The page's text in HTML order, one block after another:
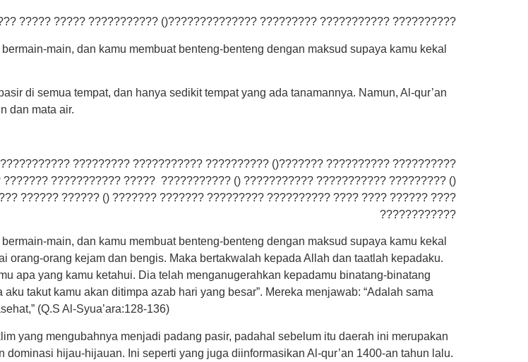
????? ????? ??????????? ()?????????????? ????????? ??????????? ??????????
main, dan kamu membuat benteng-benteng dengan maksud supaya kamu kekal
di semua tempat, dan hanya sedikit tempat yang ada tanamannya. Namun, Al-qur’an
dan mata air.
????????? ??????????? ?????????? ()??????? ?????????? ??????????
??????????? ????? ??????????? () ??????????? ??????????? ????????? ()
?????? ?????? () ??????? ??????? ????????? ?????????? ???? ???? ?????? ????
????????????
main, dan kamu membuat benteng-benteng dengan maksud supaya kamu kekal
orang kejam dan bengis. Maka bertakwalah kepada Allah dan taatlah kepadaku.
apa yang kamu ketahui. Dia telah menganugerahkan kepadamu binatang-binatang
takut kamu akan ditimpa azab hari yang besar”. Mereka menjawab: “Adalah sama
(Q.S Al-Syua’ara:128-136)
yang mengubahnya menjadi padang pasir, padahal sebelum itu daerah ini merupakan
hijau-hijauan. Ini seperti yang juga diinformasikan Al-qur’an 1400-an tahun lalu.